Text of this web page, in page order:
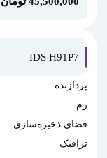
IDS H91P7
پردازنده
رم
فضای ذخیره‌سازی
ترافیک